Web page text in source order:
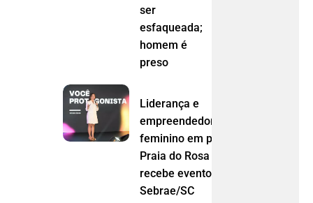
ser
esfaqueada;
homem é
preso
Liderança e
empreendedorismo
feminino em pauta:
Praia do Rosa
recebe evento do
Sebrae/SC